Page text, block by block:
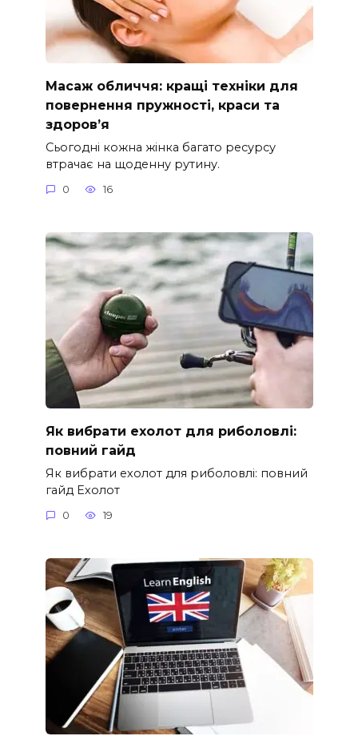
Масаж обличчя: кращі техніки для
повернення пружності, краси та
здоров’я
Сьогодні кожна жінка багато ресурсу
втрачає на щоденну рутину.
0 16
Як вибрати ехолот для риболовлі:
повний гайд
Як вибрати ехолот для риболовлі: повний
гайд Ехолот
0 19